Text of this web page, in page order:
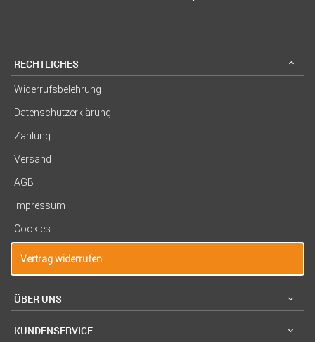
RECHTLICHES
Widerrufsbelehrung
Datenschutzerklärung
Zahlung
Versand
AGB
Impressum
Cookies
Vertrag widerrufen
ÜBER UNS
KUNDENSERVICE